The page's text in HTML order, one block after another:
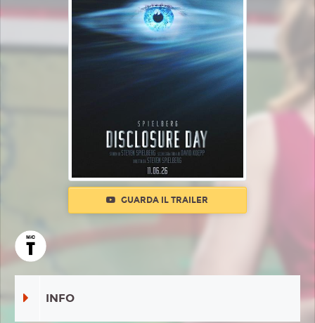
GUARDA IL TRAILER
INFO